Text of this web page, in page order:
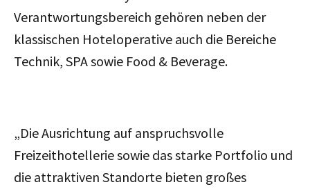
Verantwortungsbereich gehören neben der
klassischen Hoteloperative auch die Bereiche
Technik, SPA sowie Food & Beverage.
„Die Ausrichtung auf anspruchsvolle
Freizeithotellerie sowie das starke Portfolio und
die attraktiven Standorte bieten großes